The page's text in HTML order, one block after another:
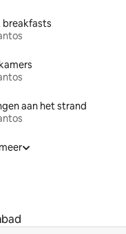
breakfasts
aan het strand